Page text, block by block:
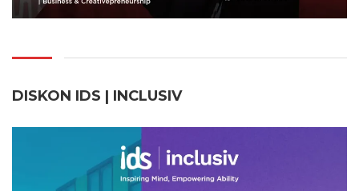
DISKON IDS | INCLUSIV